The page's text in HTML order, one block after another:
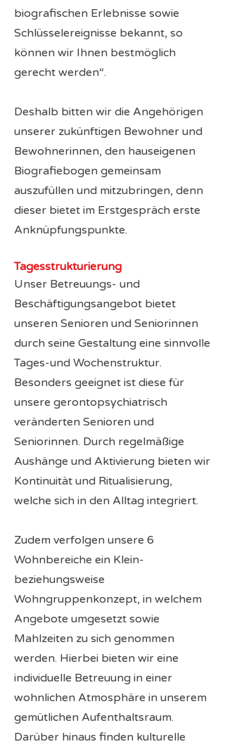
biografischen Erlebnisse sowie
Schlüsselereignisse bekannt, so
können wir Ihnen bestmöglich
gerecht werden“.
Deshalb bitten wir die Angehörigen
unserer zukünftigen Bewohner und
Bewohnerinnen, den hauseigenen
Biografiebogen gemeinsam
auszufüllen und mitzubringen, denn
dieser bietet im Erstgespräch erste
Anknüpfungspunkte.
Tagesstrukturierung
Unser Betreuungs- und
Beschäftigungsangebot bietet
unseren Senioren und Seniorinnen
durch seine Gestaltung eine sinnvolle
Tages-und Wochenstruktur.
Besonders geeignet ist diese für
unsere gerontopsychiatrisch
veränderten Senioren und
Seniorinnen. Durch regelmäßige
Aushänge und Aktivierung bieten wir
Kontinuität und Ritualisierung,
welche sich in den Alltag integriert.
Zudem verfolgen unsere 6
Wohnbereiche ein Klein-
beziehungsweise
Wohngruppenkonzept, in welchem
Angebote umgesetzt sowie
Mahlzeiten zu sich genommen
werden. Hierbei bieten wir eine
individuelle Betreuung in einer
wohnlichen Atmosphäre in unserem
gemütlichen Aufenthaltsraum.
Darüber hinaus finden kulturelle